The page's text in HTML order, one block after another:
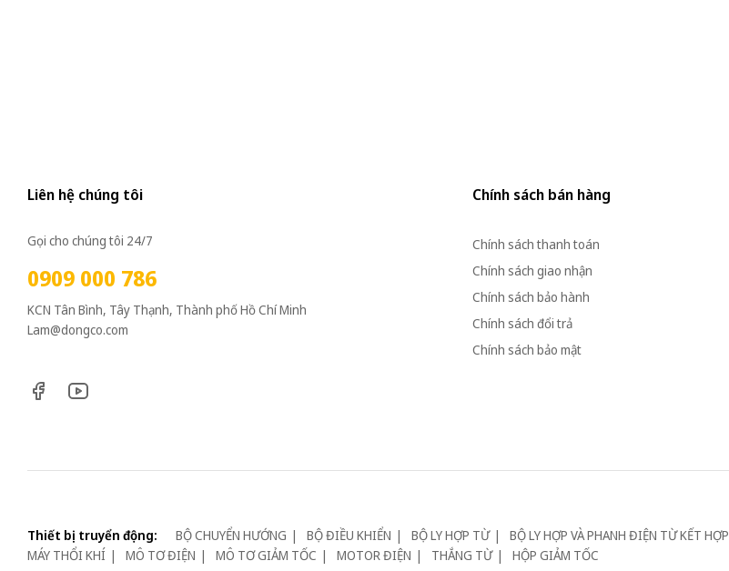
Liên hệ chúng tôi
Gọi cho chúng tôi 24/7
0909 000 786
KCN Tân Bình, Tây Thạnh, Thành phố Hồ Chí Minh
Lam@dongco.com
Chính sách bán hàng
Chính sách thanh toán
Chính sách giao nhận
Chính sách bảo hành
Chính sách đổi trả
Chính sách bảo mật
Thiết bị truyển động: BỘ CHUYỂN HƯỚNG BỘ ĐIỀU KHIỂN BỘ LY HỢP TỪ BỘ LY HỢP VÀ PHANH ĐIỆN TỪ KẾT HỢP
MÁY THỔI KHÍ
MÔ TƠ ĐIỆN MÔ TƠ GIẢM TỐC MOTOR ĐIỆN THẮNG TỪ HỘP GIẢM TỐC